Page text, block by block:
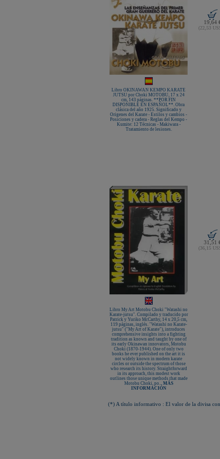
19,64
(22,53
Libro OKINAWAN KEMPO KARATE
JUTSU por Choki MOTOBU, 17 x 24
cm, 143 páginas. **POR FIN
DISPONIBLE EN ESPAÑOL**. Obra
clásica del año 1925. Significado y
Origenes del Karate - Estilos y cambios -
Posiciones y cadera - Reglas del Kempo -
Kumite: 12 Técnicas - Makiwara -
Tratamiento de lesiones.
31,51
(36,15
Libro My Art Motobu Choki "Watashi no
Karate-jutsu". Compilado y traducido por
Patrick y Yuriko McCarthy, 14 x 20,5 cm,
119 páginas, inglés. "Watashi no Karate-
jutsu" ("My Art of Karate"), introduces
comprehensive insights into a fighting
tradition as known and taught by one of
its early Okinawan innovators, Motobu
Choki (1870-1944). One of only two
books he ever published on the art it is
not widely known in modern karate
circles or outside the spectrum of those
who research its history. Straightforward
in its approach, this modest work
outlines those unique methods that made
Motobu Choki, po... MÁS
INFORMACIÓN
(*) A título informativo : El valor de la divisa